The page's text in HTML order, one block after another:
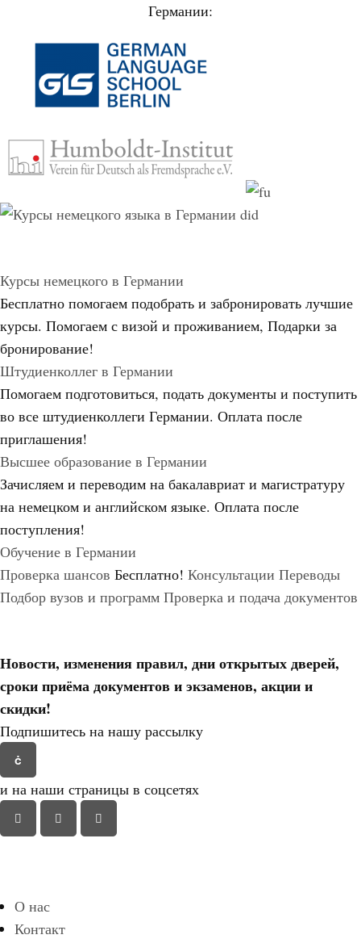
Германии:
Курсы немецкого в Германии
Бесплатно помогаем подобрать и забронировать лучшие
курсы. Помогаем с визой и проживанием, Подарки за
бронирование!
Штудиенколлег в Германии
Помогаем подготовиться, подать документы и поступить
во все штудиенколлеги Германии. Оплата после
приглашения!
Высшее образование в Германии
Зачисляем и переводим на бакалавриат и магистратуру
на немецком и английском языке. Оплата после
поступления!
Обучение в Германии
Проверка шансов Бесплатно! Консультации Переводы
Подбор вузов и программ Проверка и подача документов
Новости, изменения правил, дни открытых дверей,
сроки приёма документов и экзаменов, акции и
скидки!
Подпишитесь на нашу рассылку
и на наши страницы в соцсетях
О нас
Контакт